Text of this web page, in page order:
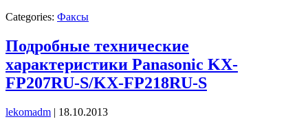
Categories: Факсы
Подробные технические
характеристики Panasonic KX-
FP207RU-S/KX-FP218RU-S
lekomadm | 18.10.2013